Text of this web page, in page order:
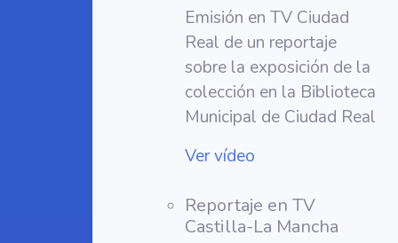
Emisión en TV Ciudad
Real de un reportaje
sobre la exposición de la
colección en la Biblioteca
Municipal de Ciudad Real
Ver vídeo
Reportaje en TV
Castilla-La Mancha